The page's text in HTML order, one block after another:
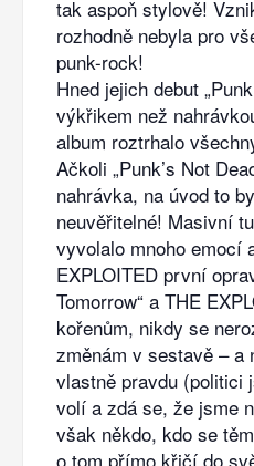
tak aspoň stylově!
rozhodně nebyla pro
punk-rock!
Hned jejich debut
výkřikem než
album roztrhalo
Ačkoli „Punk’s Not
nahrávka, na úvod to
neuvěřitelné! Masivní
vyvolalo mnoho emocí
EXPLOITED první
Tomorrow“ a THE
kořenům, nikdy se
změnám v sestavě – a
vlastně pravdu (politici
volí a zdá se, že jsme
však někdo, kdo se
o tom přímo křičí do